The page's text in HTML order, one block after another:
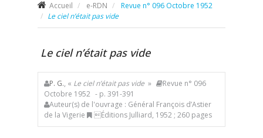
Accueil e-RDN
Revue n° 096 Octobre 1952
Le ciel n’était pas vide
Le ciel n’était pas vide
P. G., « Le ciel n’était pas vide »
Revue n° 096
Octobre 1952 - p. 391-391
Auteur(s) de l'ouvrage : Général François d’Astier
de la Vigerie
Éditions Julliard, 1952 ; 260 pages